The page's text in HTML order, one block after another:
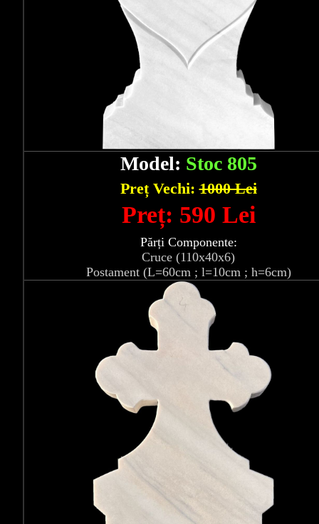
Model: Stoc 805
Preț Vechi:1000 Lei
Preț: 590 Lei
Părți Componente:
Cruce (110x40x6)
Postament (L=60cm ; l=10cm ; h=6cm)